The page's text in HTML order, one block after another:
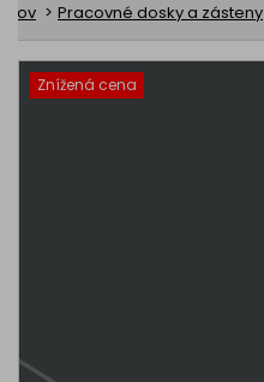
Pracovné dosky a zásteny
Znížená cena